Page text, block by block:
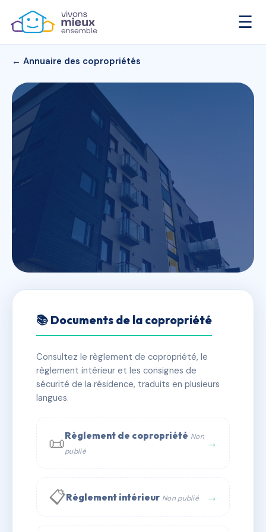
☰
← Annuaire des copropriétés
LE DOMAINE D'AMELIA
✓ Immatriculée 🏠 167 lots 🏗 3 bâtiment(s)
📞 Contacter Syndic Digital
📚 Documents de la copropriété
Consultez le règlement de copropriété, le
règlement intérieur et les consignes de
sécurité de la résidence, traduits en plusieurs
langues.
📜Règlement de copropriété Non
publié
→
📋Règlement intérieur Non publié →